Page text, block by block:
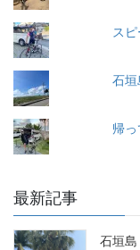
ス
石垣
帰
最新記事
石垣